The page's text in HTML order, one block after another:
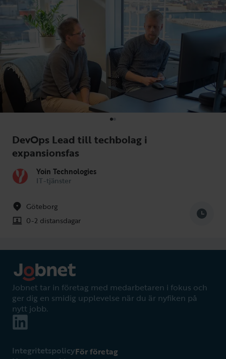
DevOps Lead till techbolag i
expansionsfas
Yoin Technologies
IT-tjänster
Göteborg
0-2 distansdagar
Jobnet tar in företag med medarbetaren i fokus och
ger dig en smidig upplevelse när du är nyfiken på
nytt jobb.
IntegritetspolicyFör företag